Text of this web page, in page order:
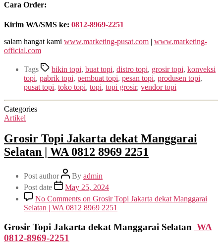
Cara Order:
Kirim WA/SMS ke: 0812-8969-2251
salam hangat kami www.marketing-pusat.com | www.marketing-
official.com
Tags bikin topi, buat topi, distro topi, grosir topi, konveksi
topi, pabrik topi, pembuat topi, pesan topi, produsen topi,
pusat topi, toko topi, topi, topi grosir, vendor topi
Categories
Artikel
Grosir Topi Jakarta dekat Manggarai
Selatan | WA 0812 8969 2251
Post author By admin
Post date
May 25, 2024
No Comments on Grosir Topi Jakarta dekat Manggarai
Selatan | WA 0812 8969 2251
Grosir Topi Jakarta dekat Manggarai Selatan WA
0812-8969-2251